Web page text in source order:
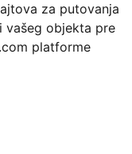
za putovanja
vašeg objekta pre
platforme